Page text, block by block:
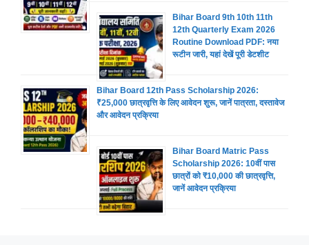
Bihar Board 9th 10th 11th
12th Quarterly Exam 2026
Routine Download PDF: नया
रूटीन जारी, यहां देखें पूरी डेटशीट
Bihar Board 12th Pass Scholarship 2026:
₹25,000 छात्रवृत्ति के लिए आवेदन शुरू, जानें पात्रता, दस्तावेज
और आवेदन प्रक्रिया
Bihar Board Matric Pass
Scholarship 2026: 10वीं पास
छात्रों को ₹10,000 की छात्रवृत्ति,
जानें आवेदन प्रक्रिया